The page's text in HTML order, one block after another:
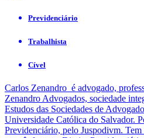
Previdenciário
Trabalhista
Cível
Carlos Zenandro é advogado,
Zenandro Advogados, sociedade
Estudos das Sociedades de
Universidade Católica do Salvador.
Previdenciário, pelo Juspodivm.